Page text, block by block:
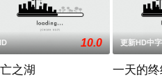
10.0
之湖
更新HD中字
一天的